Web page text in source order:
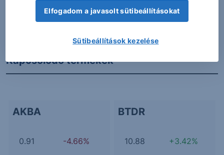
További Erste elemzések
Kapcsolódó termékek
AKBA
0.91 -4.66%
BTDR
10.88 +3.42%
Elfogadom a javasolt sütibeállításokat
Sütibeállítások kezelése